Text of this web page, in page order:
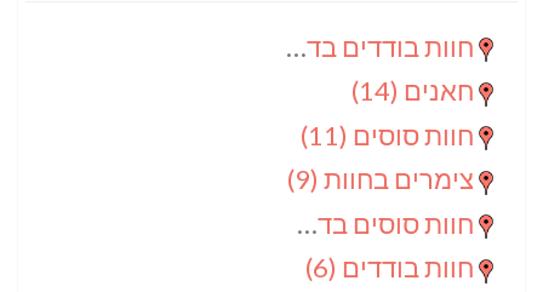
חוות בודדים בדרום
חאנים (14)
חוות סוסים (11)
צימרים בחוות (9)
חוות סוסים בדרום
חוות בודדים (6)